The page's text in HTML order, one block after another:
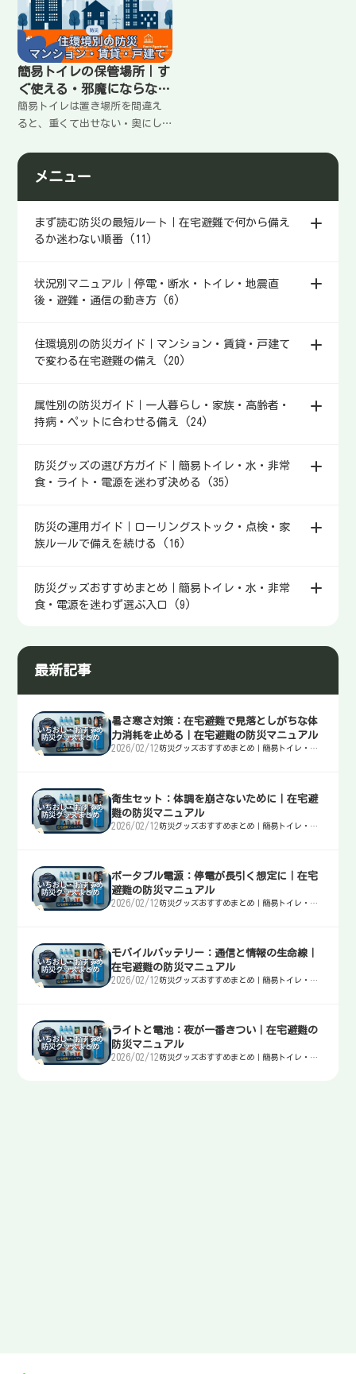
より、動きを減らして安全に回
すこと。転倒を減らす配置、ト
イレの切り替え、薬と連絡先の
まとめ方をわかりやすく整理し
ます。
簡易トイレの保管場所｜す
ぐ使える・邪魔にならない
置き方のコツ
簡易トイレは置き場所を間違え
ると、重くて出せない・奥にし
などで使いにくくなる。家の動
線を塞がず、すぐ取り出せる定
すく整理します。
メニュー
まず読む防災の最短ルート｜在宅避難で何から備え
るか迷わない順番 (11)
状況別マニュアル｜停電・断水・トイレ・地震直
後・避難・通信の動き方 (6)
住環境別の防災ガイド｜マンション・賃貸・戸建て
で変わる在宅避難の備え (20)
属性別の防災ガイド｜一人暮らし・家族・高齢者・
持病・ペットに合わせる備え (24)
防災グッズの選び方ガイド｜簡易トイレ・水・非常
食・ライト・電源を迷わず決める (35)
防災の運用ガイド｜ローリングストック・点検・家
族ルールで備えを続ける (16)
防災グッズおすすめまとめ｜簡易トイレ・水・非常
食・電源を迷わず選ぶ入口 (9)
最新記事
暑さ寒さ対策：在宅避難で見落としがちな体
力消耗を止める｜在宅避難の防災マニュアル
2026/02/12 防災グッズおすすめまとめ｜簡易トイレ・
衛生セット：体調を崩さないために｜在宅避
難の防災マニュアル
2026/02/12 防災グッズおすすめまとめ｜簡易トイレ・
ポータブル電源：停電が長引く想定に｜在宅
避難の防災マニュアル
2026/02/12 防災グッズおすすめまとめ｜簡易トイレ・
モバイルバッテリー：通信と情報の生命線｜
在宅避難の防災マニュアル
2026/02/12 防災グッズおすすめまとめ｜簡易トイレ・
ライトと電池：夜が一番きつい｜在宅避難の
防災マニュアル
2026/02/12 防災グッズおすすめまとめ｜簡易トイレ・